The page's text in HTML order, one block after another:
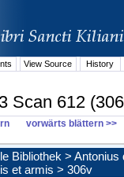
View Source History
Scan 612
vorwärts blättern >>